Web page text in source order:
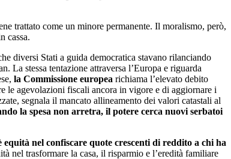
trattato come un minore permanente. Il moralismo, però,
cassa.
diversi Stati a guida democratica stavano rilanciando
stessa tentazione attraversa l’Europa e riguarda
la Commissione europea richiama l’elevato debito
le agevolazioni fiscali ancora in vigore e di aggiornare i
segnala il mancato allineamento dei valori catastali al
la spesa non arretra, il potere cerca nuovi serbatoi
equità nel confiscare quote crescenti di reddito a chi ha
nel trasformare la casa, il risparmio e l’eredità familiare